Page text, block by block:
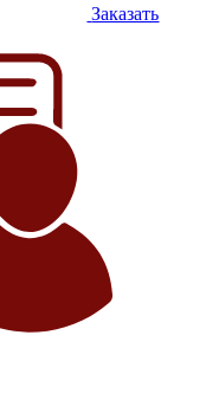
Заказать